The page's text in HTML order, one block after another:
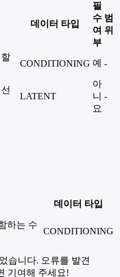
데이터 타입
필
수
여
부
범
위
CONDITIONING 예 -
LATENT
아
니
요
-
데이터 타입
하는 수
CONDITIONING
습니다. 오류를 발견
기여해 주세요!